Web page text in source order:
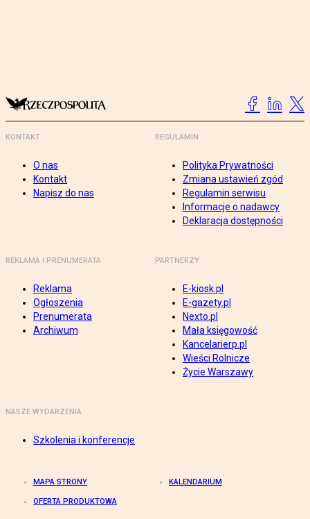
KONTAKT
O nas
Kontakt
Napisz do nas
REGULAMIN
Polityka Prywatności
Zmiana ustawień zgód
Regulamin serwisu
Informacje o nadawcy
Deklaracja dostępności
REKLAMA I PRENUMERATA
Reklama
Ogłoszenia
Prenumerata
Archiwum
PARTNERZY
E-kiosk.pl
E-gazety.pl
Nexto.pl
Mała księgowość
Kancelarierp.pl
Wieści Rolnicze
Życie Warszawy
NASZE WYDARZENIA
Szkolenia i konferencje
MAPA STRONY KALENDARIUM
OFERTA PRODUKTOWA